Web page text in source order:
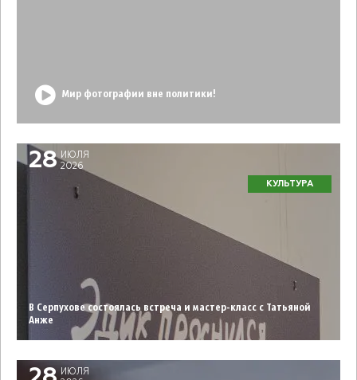
Мир фотографии вне политики!
28 ИЮЛЯ
2026
КУЛЬТУРА
В Серпухове состоялась встреча и мастер-класс с Татьяной
Анже
ИЮЛЯ